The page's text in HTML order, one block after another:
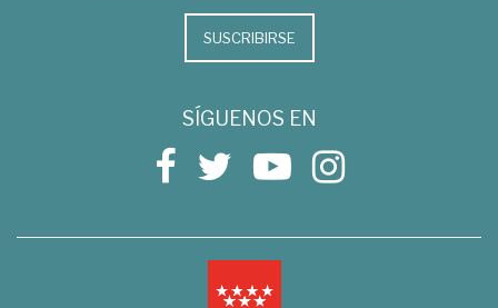
SUSCRIBIRSE
SÍGUENOS EN